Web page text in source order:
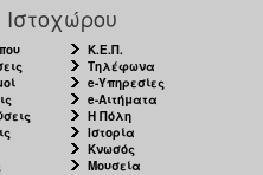
Κ.Ε.Π.
Τηλέφωνα
e-Υπηρεσίες
e-Αιτήματα
Η Πόλη
Ιστορία
Κνωσός
Μουσεία